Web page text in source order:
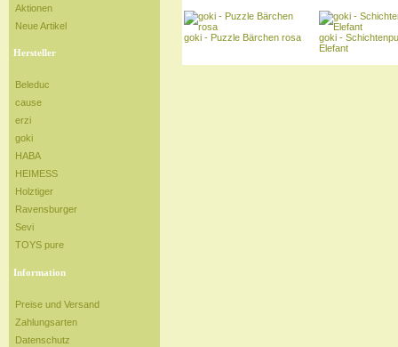
Aktionen
Neue Artikel
Hersteller
Beleduc
cause
erzi
goki
HABA
HEIMESS
Holztiger
Ravensburger
Sevi
TOYS pure
Information
Preise und Versand
Zahlungsarten
Datenschutz
goki - Puzzle Bärchen rosa
goki -
Elefant